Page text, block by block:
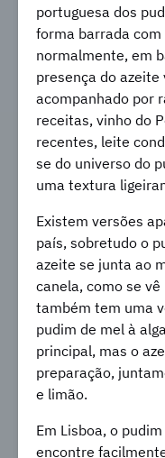
portuguesa dos
forma barrada
normalmente, em
presença do
acompanhado por
receitas, vinho do
recentes, leite
se do universo do
uma textura
Existem versões
país, sobretudo o
azeite se junta ao
canela, como se
também tem uma
pudim de mel à
principal, mas o
preparação,
e limão.
Em Lisboa, o
encontre